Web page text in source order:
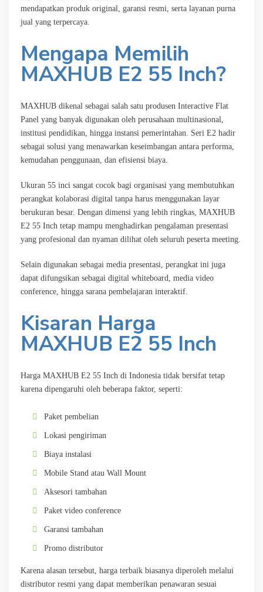
mendapatkan produk original, garansi resmi, serta layanan purna
jual yang terpercaya.
Mengapa Memilih
MAXHUB E2 55 Inch?
MAXHUB dikenal sebagai salah satu produsen Interactive Flat
Panel yang banyak digunakan oleh perusahaan multinasional,
institusi pendidikan, hingga instansi pemerintahan. Seri E2 hadir
sebagai solusi yang menawarkan keseimbangan antara performa,
kemudahan penggunaan, dan efisiensi biaya.
Ukuran 55 inci sangat cocok bagi organisasi yang membutuhkan
perangkat kolaborasi digital tanpa harus menggunakan layar
berukuran besar. Dengan dimensi yang lebih ringkas, MAXHUB
E2 55 Inch tetap mampu menghadirkan pengalaman presentasi
yang profesional dan nyaman dilihat oleh seluruh peserta meeting.
Selain digunakan sebagai media presentasi, perangkat ini juga
dapat difungsikan sebagai digital whiteboard, media video
conference, hingga sarana pembelajaran interaktif.
Kisaran Harga
MAXHUB E2 55 Inch
Harga MAXHUB E2 55 Inch di Indonesia tidak bersifat tetap
karena dipengaruhi oleh beberapa faktor, seperti:
Paket pembelian
Lokasi pengiriman
Biaya instalasi
Mobile Stand atau Wall Mount
Aksesori tambahan
Paket video conference
Garansi tambahan
Promo distributor
Karena alasan tersebut, harga terbaik biasanya diperoleh melalui
distributor resmi yang dapat memberikan penawaran sesuai